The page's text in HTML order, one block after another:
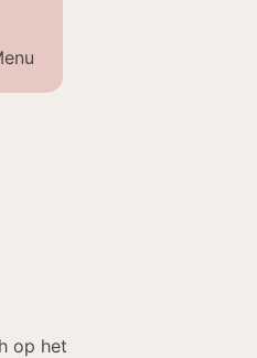
op het